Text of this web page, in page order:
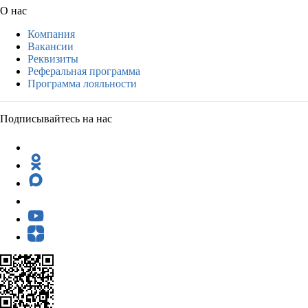
О нас
Компания
Вакансии
Реквизиты
Реферальная программа
Программа лояльности
Подписывайтесь на нас